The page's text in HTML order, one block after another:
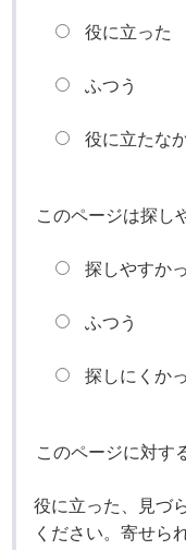
役に立った
ふつう
役に立たな
このページは探し
探しやすか
ふつう
探しにくか
このページに対す
役に立った、見づ
ください。寄せら